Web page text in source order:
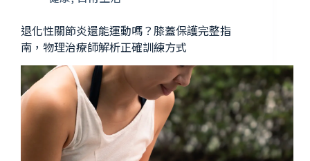
退化性關節炎還能運動嗎？膝蓋保護完整指
南，物理治療師解析正確訓練方式